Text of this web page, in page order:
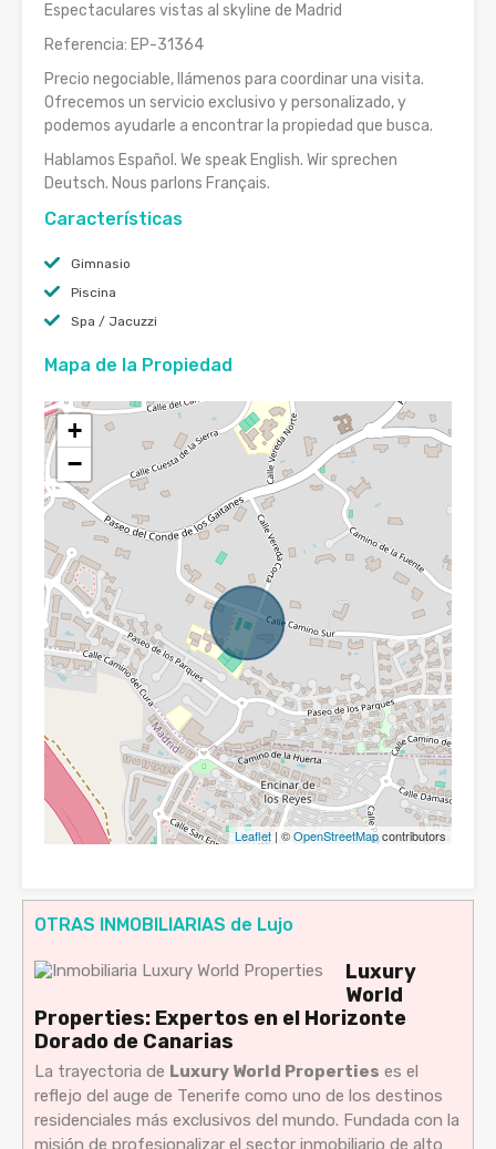
Espectaculares vistas al skyline de Madrid
Referencia: EP-31364
Precio negociable, llámenos para coordinar una visita.
Ofrecemos un servicio exclusivo y personalizado, y
podemos ayudarle a encontrar la propiedad que busca.
Hablamos Español. We speak English. Wir sprechen
Deutsch. Nous parlons Français.
Características
Gimnasio
Piscina
Spa / Jacuzzi
Mapa de la Propiedad
+
−
Leaflet| ©OpenStreetMapcontributors
OTRAS INMOBILIARIAS de Lujo
Luxury
World
Properties: Expertos en el Horizonte
Dorado de Canarias
La trayectoria de Luxury World Properties es el
reflejo del auge de Tenerife como uno de los destinos
residenciales más exclusivos del mundo. Fundada con la
misión de profesionalizar el sector inmobiliario de alto